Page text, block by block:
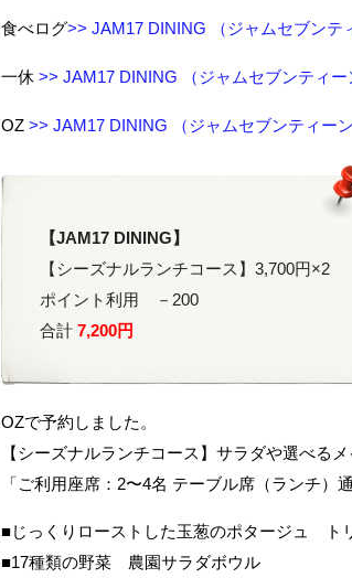
食べログ>> JAM17 DINING （ジャムセブンテ
一休 >> JAM17 DINING （ジャムセブンティー
OZ >> JAM17 DINING （ジャムセブンティーン
【JAM17 DINING】
【シーズナルランチコース】3,700円×2
ポイント利用 －200
合計 7,200円
OZで予約しました。
【シーズナルランチコース】サラダや選べる
「ご利用座席：2〜4名 テーブル席（ランチ）
■じっくりローストした玉葱のポタージュ ト
■17種類の野菜 農園サラダボウル